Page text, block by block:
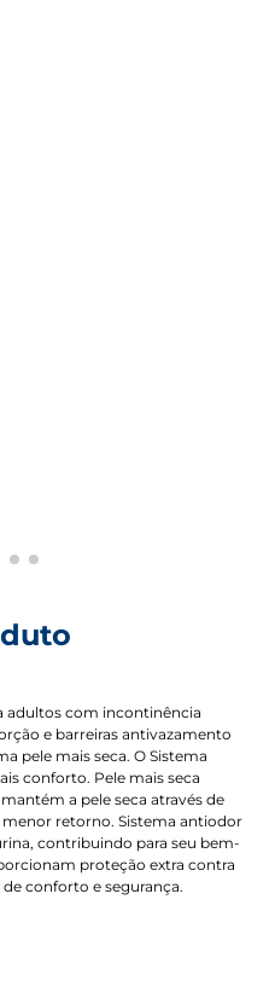
adultos com incontinência
e barreiras antivazamento
pele mais seca. O Sistema
conforto. Pele mais seca
a pele seca através de
retorno. Sistema antiodor
contribuindo para seu bem-
proteção extra contra
conforto e segurança.